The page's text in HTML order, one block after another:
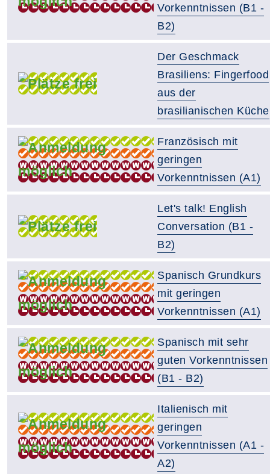
Vorkenntnissen (B1 -
B2)
Der Geschmack
Brasiliens: Fingerfood
aus der
brasilianischen Küche
Französisch mit
geringen
Vorkenntnissen (A1)
Let's talk! English
Conversation (B1 -
B2)
Spanisch Grundkurs
mit geringen
Vorkenntnissen (A1)
Spanisch mit sehr
guten Vorkenntnissen
(B1 - B2)
Italienisch mit
geringen
Vorkenntnissen (A1 -
A2)